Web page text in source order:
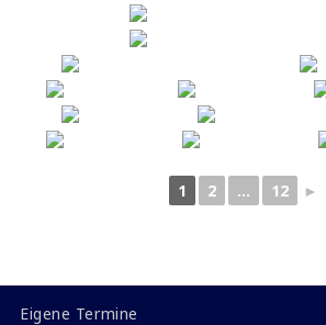
1 2 ... 12 ►
Eigene Termine